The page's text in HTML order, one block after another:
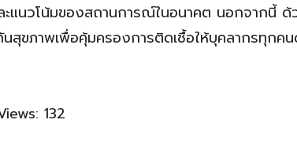
แนวโน้มของสถานการณ์ในอนาคต นอกจากนี้
นสุขภาพเพื่อคุ้มครองการติดเชื้อให้บุคลากรทุกค
132